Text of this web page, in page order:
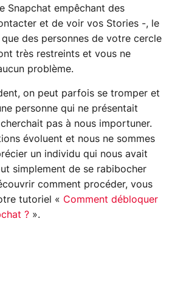
Snapchat empêchant des
et de voir vos Stories -, le
des personnes de votre cercle
très restreints et vous ne
problème.
on peut parfois se tromper et
personne qui ne présentait
pas à nous importuner.
évoluent et nous ne sommes
un individu qui nous avait
simplement de se rabibocher
comment procéder, vous
tutoriel « Comment débloquer
? ».